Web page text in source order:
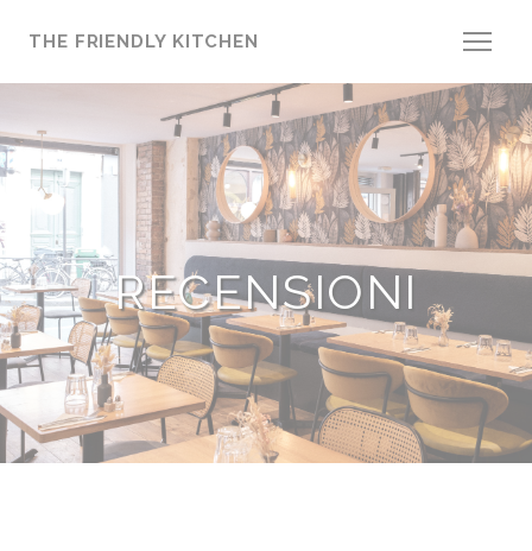
THE FRIENDLY KITCHEN
RECENSIONI